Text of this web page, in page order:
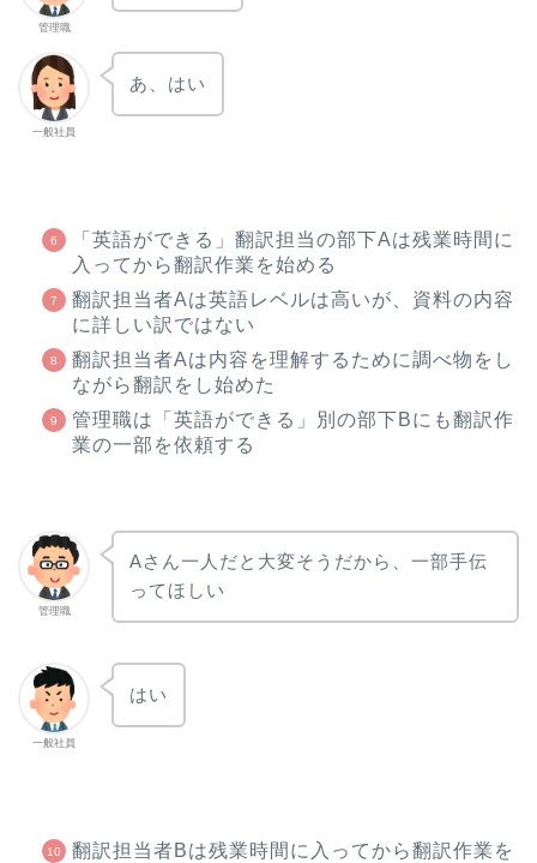
管理職
一般社員
あ、はい
「英語ができる」翻訳担当の部下Aは残業時間に
入ってから翻訳作業を始める
翻訳担当者Aは英語レベルは高いが、資料の内容
に詳しい訳ではない
翻訳担当者Aは内容を理解するために調べ物をし
ながら翻訳をし始めた
管理職は「英語ができる」別の部下Bにも翻訳作
業の一部を依頼する
管理職
Aさん一人だと大変そうだから、一部手伝
ってほしい
一般社員
はい
翻訳担当者Bは残業時間に入ってから翻訳作業を